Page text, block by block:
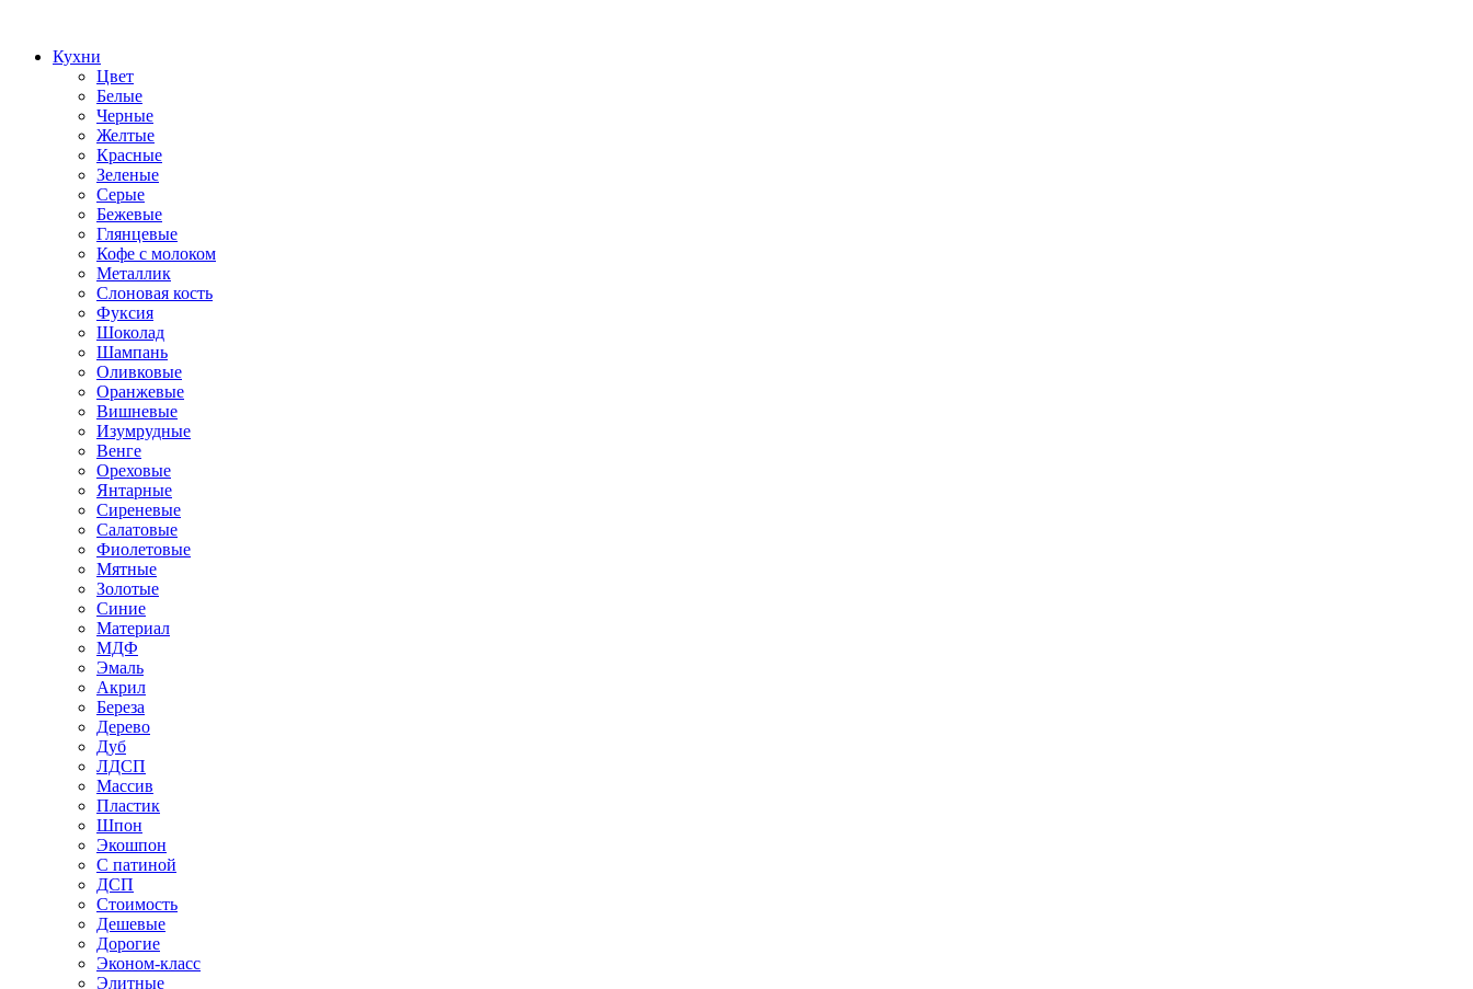
Кухни
Цвет
Белые
Черные
Желтые
Красные
Зеленые
Серые
Бежевые
Глянцевые
Кофе с молоком
Металлик
Слоновая кость
Фуксия
Шоколад
Шампань
Оливковые
Оранжевые
Вишневые
Изумрудные
Венге
Ореховые
Янтарные
Сиреневые
Салатовые
Фиолетовые
Мятные
Золотые
Синие
Материал
МДФ
Эмаль
Акрил
Береза
Дерево
Дуб
ЛДСП
Массив
Пластик
Шпон
Экошпон
С патиной
ДСП
Стоимость
Дешевые
Дорогие
Эконом-класс
Элитные